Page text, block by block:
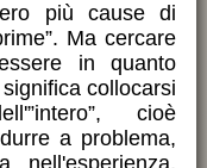
più cause di
Ma cercare
in quanto
collocarsi
cioè
a problema,